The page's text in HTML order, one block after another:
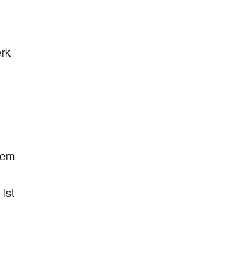
ist